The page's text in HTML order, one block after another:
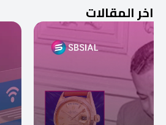
اخر المقالات